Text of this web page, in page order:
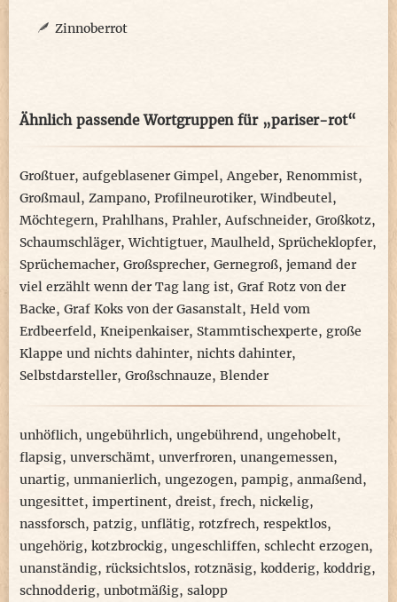
Zinnoberrot
Ähnlich passende Wortgruppen für „pariser-rot“
Großtuer, aufgeblasener Gimpel,Angeber, Renommist,
Großmaul, Zampano, Profilneurotiker,Windbeutel,
Möchtegern, Prahlhans, Prahler,Aufschneider, Großkotz,
Schaumschläger,Wichtigtuer, Maulheld, Sprücheklopfer,
Sprüchemacher, Großsprecher, Gernegroß, jemand der
viel erzählt wenn der Tag lang ist, Graf Rotz von der
Backe, Graf Koks von der Gasanstalt, Held vom
Erdbeerfeld, Kneipenkaiser, Stammtischexperte, große
Klappe und nichts dahinter, nichts dahinter,
Selbstdarsteller, Großschnauze, Blender
unhöflich, ungebührlich, ungebührend, ungehobelt,
flapsig, unverschämt, unverfroren, unangemessen,
unartig, unmanierlich, ungezogen, pampig, anmaßend,
ungesittet, impertinent, dreist, frech, nickelig,
nassforsch, patzig, unflätig, rotzfrech, respektlos,
ungehörig, kotzbrockig, ungeschliffen, schlecht erzogen,
unanständig, rücksichtslos, rotznäsig, kodderig, koddrig,
schnodderig, unbotmäßig, salopp